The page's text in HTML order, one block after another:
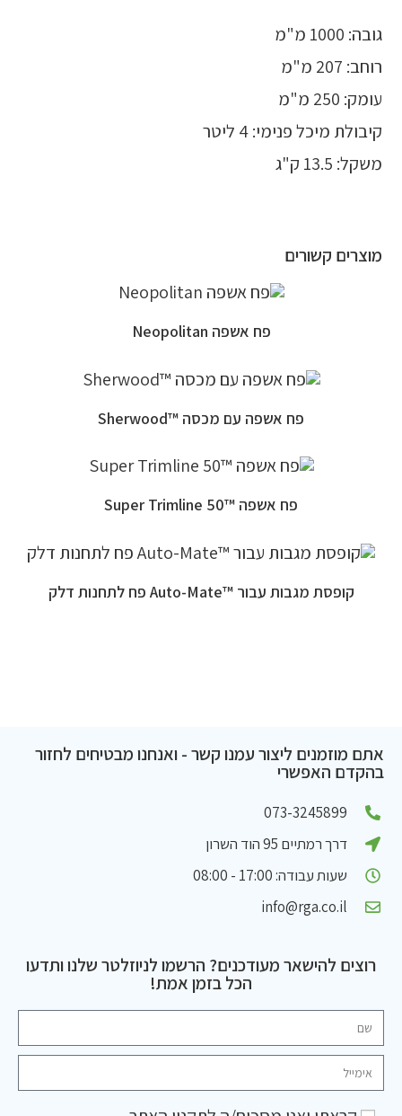
גובה: 1000 מ"מ
רוחב: 207 מ"מ
עומק: 250 מ"מ
קיבולת מיכל פנימי: 4 ליטר
משקל: 13.5 ק"ג
מוצרים קשורים
פח אשפה Neopolitan
פח אשפה עם מכסה ™Sherwood
פח אשפה ™Super Trimline 50
קופסת מגבות עבור ™Auto-Mate פח לתחנות דלק
אתם מוזמנים ליצור עמנו קשר - ואנחנו מבטיחים לחזור
בהקדם האפשרי
073-3245899
דרך רמתיים 95 הוד השרון
שעות עבודה: 17:00 - 08:00
info@rga.co.il
רוצים להישאר מעודכנים? הרשמו לניוזלטר שלנו ותדעו
הכל בזמן אמת!